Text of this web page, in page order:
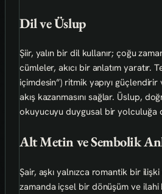
Dil ve Üslup
Şiir, yalın bir dil kullanır; çoğu
cümleler, akıcı bir anlatım yaratır.
içimdesin”) ritmik yapıyı
akış kazanmasını sağlar. Üslup,
okuyucuyu duygusal bir yolculuğa
Alt Metin ve Sembolik
Şair, aşkı yalnızca romantik bir
zamanda içsel bir dönüşüm ve